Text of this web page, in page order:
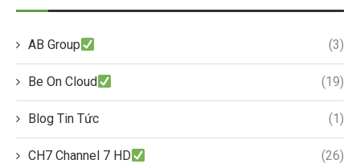
AB Group (3)
Be On Cloud (19)
Blog Tin Tức (1)
CH7 Channel 7 HD (26)